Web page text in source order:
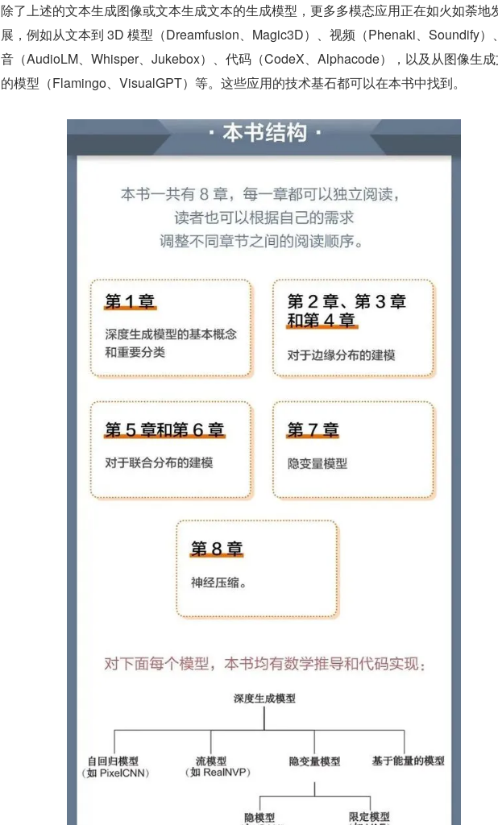
除了上述的文本生成图像或文本生成文本的生成模型，更多多模态应用正在如火如荼地
展，例如从文本到 3D 模型（Dreamfusion、Magic3D）、视频（Phenaki、Soundify）
音（AudioLM、Whisper、Jukebox）、代码（CodeX、Alphacode），以及从图像生
的模型（Flamingo、VisualGPT）等。这些应用的技术基石都可以在本书中找到。